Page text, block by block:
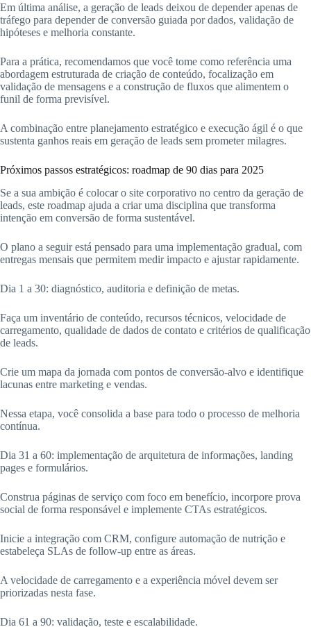
Em última análise, a geração de leads deixou de depender apenas de
tráfego para depender de conversão guiada por dados, validação de
hipóteses e melhoria constante.
Para a prática, recomendamos que você tome como referência uma
abordagem estruturada de criação de conteúdo, focalização em
validação de mensagens e a construção de fluxos que alimentem o
funil de forma previsível.
A combinação entre planejamento estratégico e execução ágil é o que
sustenta ganhos reais em geração de leads sem prometer milagres.
Próximos passos estratégicos: roadmap de 90 dias para 2025
Se a sua ambição é colocar o site corporativo no centro da geração de
leads, este roadmap ajuda a criar uma disciplina que transforma
intenção em conversão de forma sustentável.
O plano a seguir está pensado para uma implementação gradual, com
entregas mensais que permitem medir impacto e ajustar rapidamente.
Dia 1 a 30: diagnóstico, auditoria e definição de metas.
Faça um inventário de conteúdo, recursos técnicos, velocidade de
carregamento, qualidade de dados de contato e critérios de qualificação
de leads.
Crie um mapa da jornada com pontos de conversão-alvo e identifique
lacunas entre marketing e vendas.
Nessa etapa, você consolida a base para todo o processo de melhoria
contínua.
Dia 31 a 60: implementação de arquitetura de informações, landing
pages e formulários.
Construa páginas de serviço com foco em benefício, incorpore prova
social de forma responsável e implemente CTAs estratégicos.
Inicie a integração com CRM, configure automação de nutrição e
estabeleça SLAs de follow-up entre as áreas.
A velocidade de carregamento e a experiência móvel devem ser
priorizadas nesta fase.
Dia 61 a 90: validação, teste e escalabilidade.